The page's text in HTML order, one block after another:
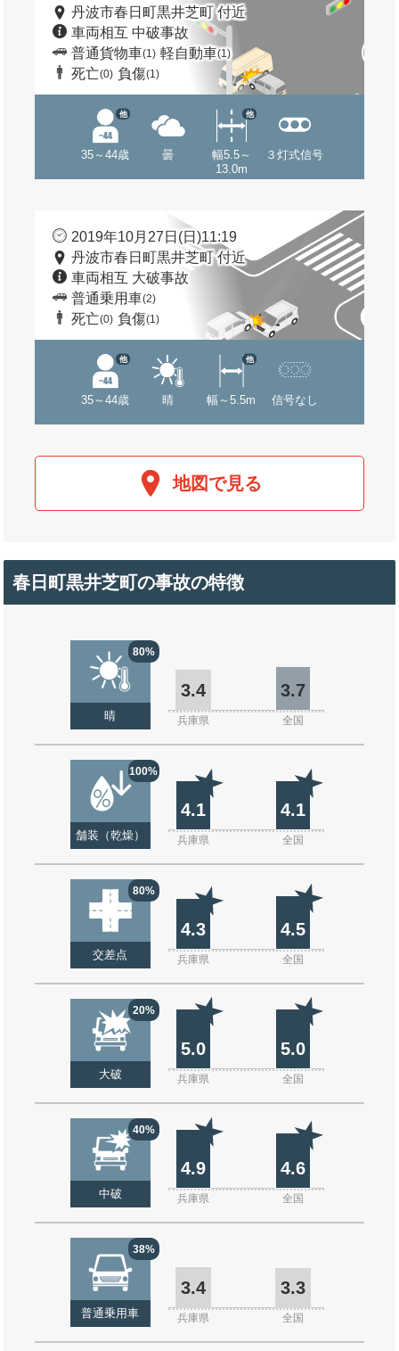
丹波市春日町黒井芝町 付近
車両相互 中破事故
普通貨物車(1) 軽自動車(1)
死亡(0) 負傷(1)
35～44歳
他
曇
幅5.5～
13.0m
他
３灯式信号
2019年10月27日(日)11:19
丹波市春日町黒井芝町 付近
車両相互 大破事故
普通乗用車(2)
死亡(0) 負傷(1)
35～44歳
他
晴 幅～5.5m
他
信号なし
地図で見る
春日町黒井芝町の事故の特徴
80%
晴
3.4 3.7
兵庫県 全国
100%
舗装（乾燥）
4.1 4.1
兵庫県 全国
80%
交差点
4.3 4.5
兵庫県 全国
20%
大破
5.0 5.0
兵庫県 全国
40%
中破
4.9 4.6
兵庫県 全国
38%
普通乗用車
3.4 3.3
兵庫県 全国